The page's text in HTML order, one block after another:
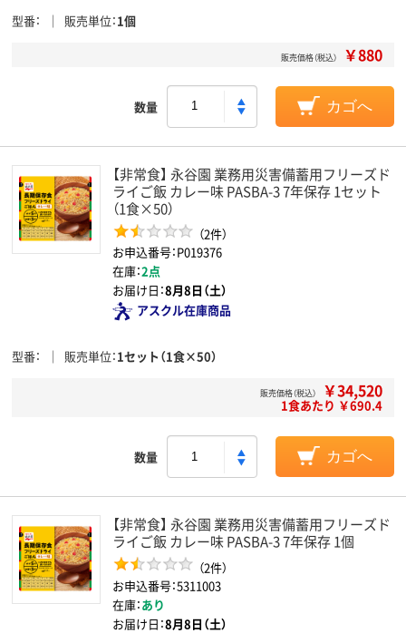
型番 販売単位 1個
販売価格（税込） ￥880
数量 カゴへ
【非常食】 永谷園 業務用災害備蓄用フリーズド
ライご飯 カレー味 PASBA-3 7年保存 1セット
（1食×50）
（2件）
お申込番号：P019376
在庫：2点
お届け日：8月8日（土）
アスクル在庫商品
型番 販売単位 1セット（1食×50）
販売価格（税込） ￥34,520
1食あたり ￥690.4
数量 カゴへ
【非常食】 永谷園 業務用災害備蓄用フリーズド
ライご飯 カレー味 PASBA-3 7年保存 1個
（2件）
お申込番号：5311003
在庫：あり
お届け日：8月8日（土）